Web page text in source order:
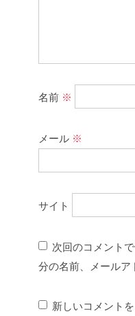
名前 ※
メール ※
サイト
次回のコメント
分の名前、メールア
新しいコメント